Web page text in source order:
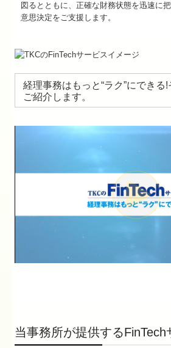
交通案内
関連リンク
関与先向け融資商品ご紹介
経営者お役立ち情報
経営者の四季
図るとともに、正確な財務状態を迅速に
意思決定をご支援します。
経理事務はもっと“ラク”にできる
ご紹介します。
当事務所が提供する